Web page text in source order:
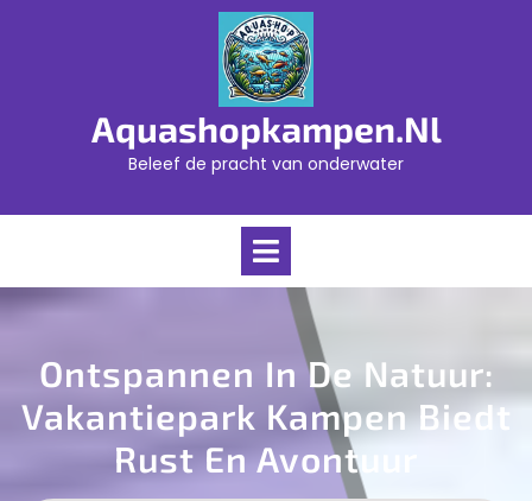
Aquashopkampen.nl
Beleef de pracht van onderwater
Open
Ontspannen In De Natuur:
Vakantiepark Kampen Biedt
Rust En Avontuur